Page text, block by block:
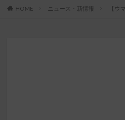
HOME ニュース・新情報 【ウ